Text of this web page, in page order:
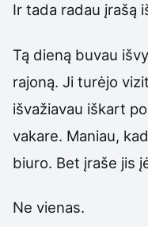
Ir tada radau įrašą
Tą dieną buvau
rajoną. Ji turėjo
išvažiavau iškart
vakare. Maniau,
biuro. Bet įraše jis
Ne vienas.